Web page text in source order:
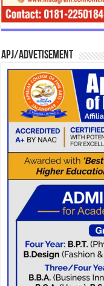
APJ/Advetisement